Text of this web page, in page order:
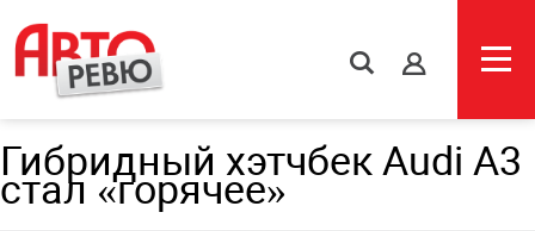
s
Гибридный хэтчбек Audi A3
стал «горячее»